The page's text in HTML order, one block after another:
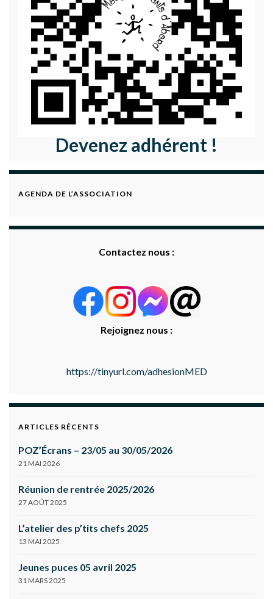
Devenez adhérent !
AGENDA DE L’ASSOCIATION
Contactez nous :
Rejoignez nous :
https://tinyurl.com/adhesionMED
ARTICLES RÉCENTS
POZ’Écrans – 23/05 au 30/05/2026
21 MAI 2026
Réunion de rentrée 2025/2026
27 AOÛT 2025
L’atelier des p’tits chefs 2025
13 MAI 2025
Jeunes puces 05 avril 2025
31 MARS 2025